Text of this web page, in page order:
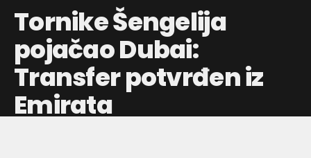
Tornike Šengelija
pojačao Dubai:
Transfer potvrđen iz
Emirata